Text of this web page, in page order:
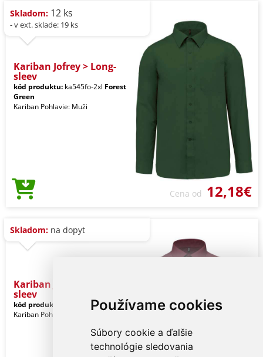
Používame cookies
Súbory cookie a ďalšie
technológie sledovania
Skladom: 12 ks
- v ext. sklade: 19 ks
Kariban Jofrey > Long-
sleev
kód produktu: ka545fo-2xl Forest
Green
Kariban Pohlavie: Muži
Cena od 12,18€
Skladom: na dopyt
Kariban Jofrey > Long-
sleev
kód produktu: ka545wn-3xlMaroon
Kariban Pohlavie: Muži